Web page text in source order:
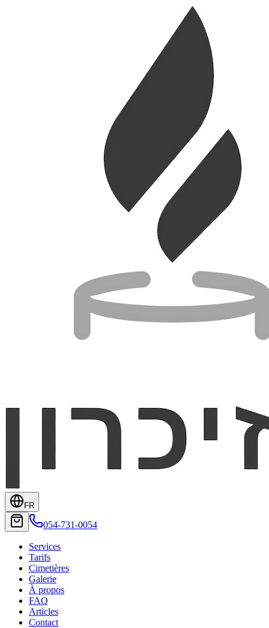
FR
054-731-0054
Services
Tarifs
Cimetières
Galerie
À propos
FAQ
Articles
Contact